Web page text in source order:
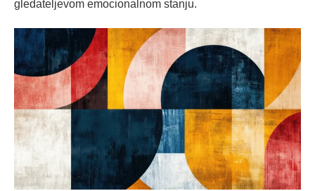
gledateljevom emocionalnom stanju.